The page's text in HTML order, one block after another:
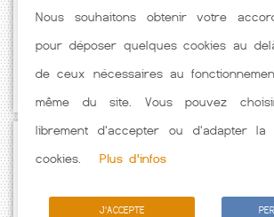
Immobilier pratiqués par nos partenaires
hors assurance. Taux crédit immobilier
caractéristiques de l'emprunteur.
Nous souhaitons obtenir votre
pour déposer quelques cookies au
de ceux nécessaires au
même du site. Vous pouvez
librement d'accepter ou d'adapter la
cookies.
Plus d'infos
J'ACCEPTE